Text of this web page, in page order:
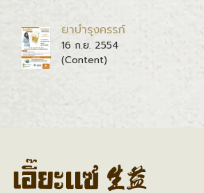
ยาบำรุงครรภ์
16 ก.ย. 2554
(Content)